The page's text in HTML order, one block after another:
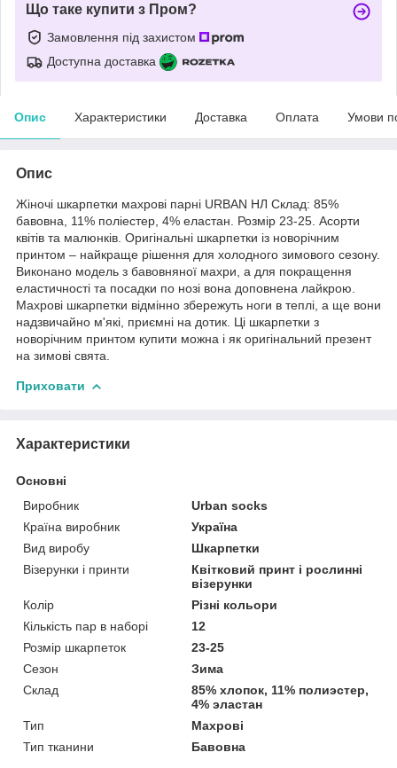
Що таке купити з Пром?
Замовлення під захистом
Доступна доставка
Опис Характеристики Доставка Оплата Умови
Опис
Жіночі шкарпетки махрові парні URBAN НЛ Склад: 85%
бавовна, 11% поліестер, 4% еластан. Розмір 23-25. Асорти
квітів та малюнків. Оригінальні шкарпетки із новорічним
принтом – найкраще рішення для холодного зимового сезону.
Виконано модель з бавовняної махри, а для покращення
еластичності та посадки по нозі вона доповнена лайкрою.
Махрові шкарпетки відмінно збережуть ноги в теплі, а ще вони
надзвичайно м'які, приємні на дотик. Ці шкарпетки з
новорічним принтом купити можна і як оригінальний презент
на зимові свята.
Приховати
Характеристики
Основні
Виробник
Urban socks
Країна виробник
Україна
Вид виробу
Шкарпетки
Візерунки і принти
Квітковий принт і рослинні
візерунки
Колір
Різні кольори
Кількість пар в наборі
12
Розмір шкарпеток
23-25
Сезон
Зима
Склад
85% хлопок, 11% полиэстер,
4% эластан
Тип
Махрові
Тип тканини
Бавовна